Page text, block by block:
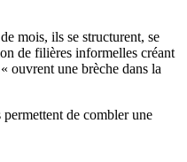
mois, ils se structurent, se
de filières informelles créant
ouvrent une brèche dans la
de combler une